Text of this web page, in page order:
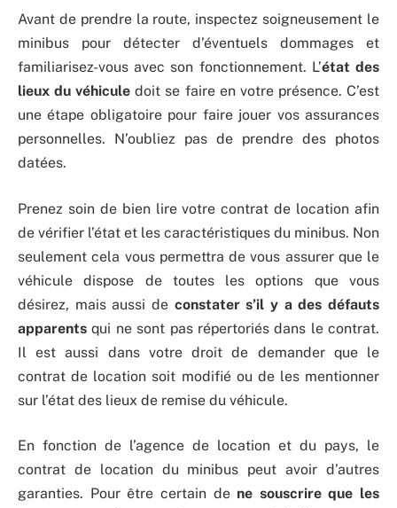
Avant de prendre la route, inspectez soigneusement le
minibus pour détecter d’éventuels dommages et
familiarisez-vous avec son fonctionnement. L’état des
lieux du véhicule doit se faire en votre présence. C’est
une étape obligatoire pour faire jouer vos assurances
personnelles. N’oubliez pas de prendre des photos
datées.
Prenez soin de bien lire votre contrat de location afin
de vérifier l’état et les caractéristiques du minibus. Non
seulement cela vous permettra de vous assurer que le
véhicule dispose de toutes les options que vous
désirez, mais aussi de constater s’il y a des défauts
apparents qui ne sont pas répertoriés dans le contrat.
Il est aussi dans votre droit de demander que le
contrat de location soit modifié ou de les mentionner
sur l’état des lieux de remise du véhicule.
En fonction de l’agence de location et du pays, le
contrat de location du minibus peut avoir d’autres
garanties. Pour être certain de ne souscrire que les